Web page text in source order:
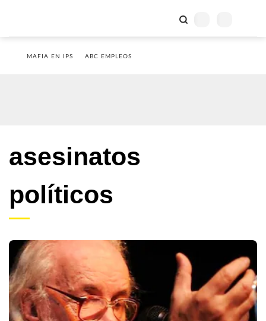
MAFIA EN IPS ABC EMPLEOS
asesinatos
políticos